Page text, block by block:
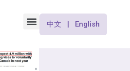
中文 | English